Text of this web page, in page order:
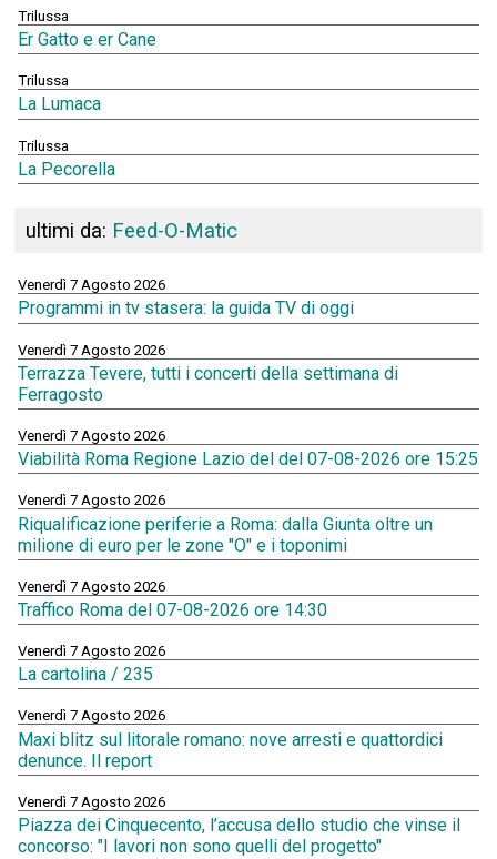
Trilussa
Er Gatto e er Cane
Trilussa
La Lumaca
Trilussa
La Pecorella
ultimi da: Feed-O-Matic
Venerdì 7 Agosto 2026
Programmi in tv stasera: la guida TV di oggi
Venerdì 7 Agosto 2026
Terrazza Tevere, tutti i concerti della settimana di
Ferragosto
Venerdì 7 Agosto 2026
Viabilità Roma Regione Lazio del del 07-08-2026 ore 15:25
Venerdì 7 Agosto 2026
Riqualificazione periferie a Roma: dalla Giunta oltre un
milione di euro per le zone "O" e i toponimi
Venerdì 7 Agosto 2026
Traffico Roma del 07-08-2026 ore 14:30
Venerdì 7 Agosto 2026
La cartolina / 235
Venerdì 7 Agosto 2026
Maxi blitz sul litorale romano: nove arresti e quattordici
denunce. Il report
Venerdì 7 Agosto 2026
Piazza dei Cinquecento, l’accusa dello studio che vinse il
concorso: "I lavori non sono quelli del progetto"